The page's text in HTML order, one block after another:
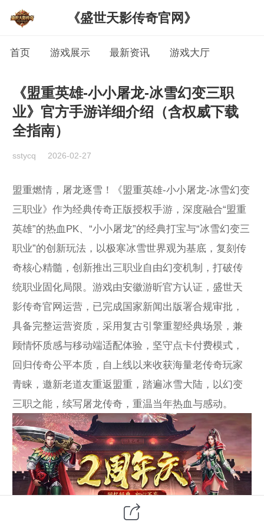
《盛世天影传奇官网》
首页 游戏展示 最新资讯 游戏大厅
《盟重英雄-小小屠龙-冰雪幻变三职
业》官方手游详细介绍（含权威下载
全指南）
sstycq 2026-02-27
盟重燃情，屠龙逐雪！《盟重英雄-小小屠龙-冰雪幻变
三职业》作为经典传奇正版授权手游，深度融合“盟重
英雄”的热血PK、“小小屠龙”的经典打宝与“冰雪幻变三
职业”的创新玩法，以极寒冰雪世界观为基底，复刻传
奇核心精髓，创新推出三职业自由幻变机制，打破传
统职业固化局限。游戏由安徽游昕官方认证，盛世天
影传奇官网运营，已完成国家新闻出版署合规审批，
具备完整运营资质，采用复古引擎重塑经典场景，兼
顾情怀质感与移动端适配体验，坚守点卡付费模式，
回归传奇公平本质，自上线以来收获海量老传奇玩家
青睐，邀新老道友重返盟重，踏遍冰雪大陆，以幻变
三职之能，续写屠龙传奇，重温当年热血与感动。